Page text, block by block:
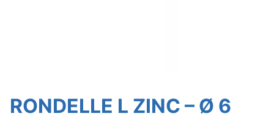
RONDELLE L ZINC – Ø 6